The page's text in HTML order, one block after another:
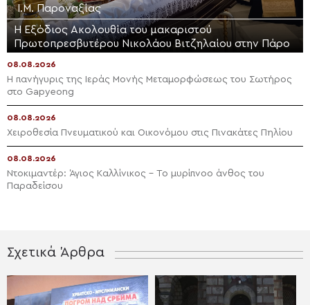
Ι.Μ. Παροναξίας
Η Εξόδιος Ακολουθία του μακαριστού
Πρωτοπρεσβυτέρου Νικολάου Βιτζηλαίου στην Πάρο
08.08.2026
Η πανήγυρις της Ιεράς Μονής Μεταμορφώσεως του Σωτήρος
στο Gapyeong
08.08.2026
Χειροθεσία Πνευματικού και Οικονόμου στις Πινακάτες Πηλίου
08.08.2026
Ντοκιμαντέρ: Άγιος Καλλίνικος – Το μυρίπνοο άνθος του
Παραδείσου
Σχετικά Άρθρα